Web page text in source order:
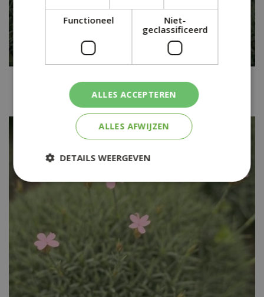
Dianthus subacaulis
Functioneel
Niet-
geclassificeerd
ALLES ACCEPTEREN
ALLES AFWIJZEN
DETAILS WEERGEVEN